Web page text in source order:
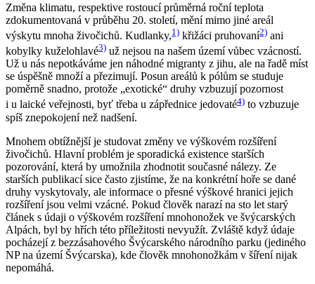
Změna klimatu, respektive rostoucí průměrná roční teplota
zdokumentovaná v průběhu 20. století, mění mimo jiné areál
výskytu mnoha živočichů. Kudlanky,1) křižáci pruhovaní2) ani
kobylky kuželohlavé3) už nejsou na našem území vůbec vzácností.
Už u nás nepotkáváme jen náhodné migranty z jihu, ale na řadě míst
se úspěšně množí a přezimují. Posun areálů k pólům se studuje
poměrně snadno, protože „exotické“ druhy vzbuzují pozornost
i u laické veřejnosti, byť třeba u zápřednice jedovaté4) to vzbuzuje
spíš znepokojení než nadšení.
Mnohem obtížnější je studovat změny ve výškovém rozšíření
živočichů. Hlavní problém je sporadická existence starších
pozorování, která by umožnila zhodnotit současné nálezy. Ze
starších publikací sice často zjistíme, že na konkrétní hoře se dané
druhy vyskytovaly, ale informace o přesné výškové hranici jejich
rozšíření jsou velmi vzácné. Pokud člověk narazí na sto let starý
článek s údaji o výškovém rozšíření mnohonožek ve švýcarských
Alpách, byl by hřích této příležitosti nevyužít. Zvláště když údaje
pocházejí z bezzásahového Švýcarského národního parku (jediného
NP na území Švýcarska), kde člověk mnohonožkám v šíření nijak
nepomáhá.